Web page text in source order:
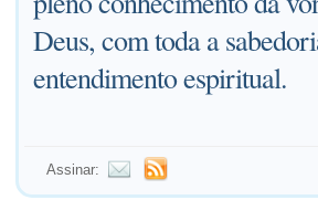
Deus, com toda a
entendimento espiritual.
Assinar: